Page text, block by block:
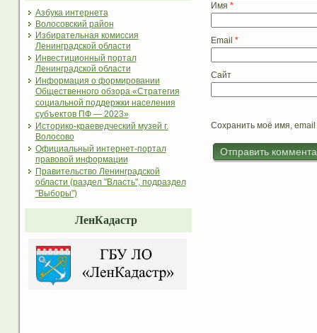
Азбука интернета
Волосовский район
Избирательная комиссия
Ленинградской области
Инвестиционный портал
Ленинградской области
Информация о формировании
Общественного обзора «Стратегия
социальной поддержки населения
субъектов ПФ — 2023»
Историко-краеведческий музей г.
Волосово
Официальный интернет-портал
правовой информации
Правительство Ленинградской
области (раздел "Власть", подраздел
"Выборы")
ЛенКадастр
Имя *
Email *
Сайт
Сохранить моё имя,